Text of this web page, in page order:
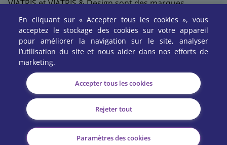
VIATRIS et VIATRIS & Design sont des marques
déposées de Mylan Inc., utilisées avec permission par
Mylan Pharmaceuticals ULC, une société de Viatris.
©2026 Viatris Inc. Tous droits réservés.
En cliquant sur « Accepter tous les cookies », vous
acceptez le stockage des cookies sur votre appareil
pour améliorer la navigation sur le site, analyser
l’utilisation du site et nous aider dans nos efforts de
marketing.
Accepter tous les cookies
Rejeter tout
Paramètres des cookies